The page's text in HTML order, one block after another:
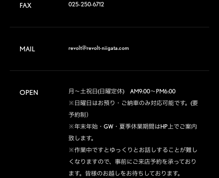
FAX 025-250-6712
MAIL revolt@revolt-niigata.com
OPEN
月～土祝日(日曜定休)　AM9:00～PM6:00
※日曜日はお預り・ご納車のみ対応可能です。(要
予約制）
※年末年始・GW・夏季休業期間はHP上でご案内
致します。
※作業中ですとゆっくりとお話しすることが難し
くなりますので、事前にご来店予約を承っており
ます。皆様のお越しをお待ちしております。